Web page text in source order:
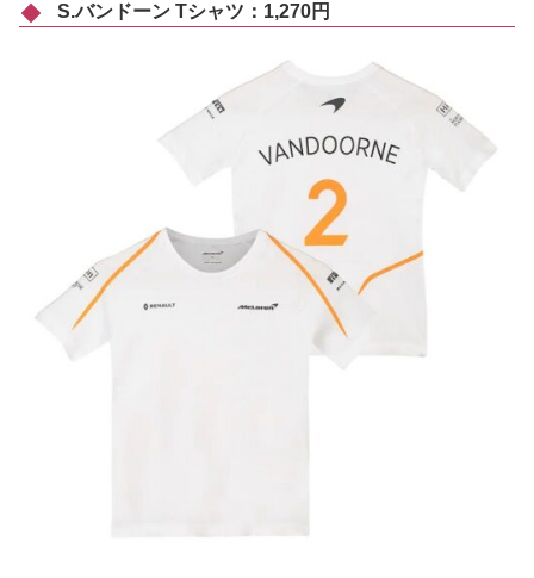
S.バンドーン Tシャツ：1,270円